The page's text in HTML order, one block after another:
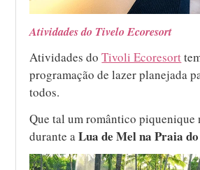
Atividades do Tivelo Ecoresort
Atividades doTivoli Ecoresort
programação de lazer planejada
todos.
Que tal um romântico piquenique
durante aLua de Mel na Praia